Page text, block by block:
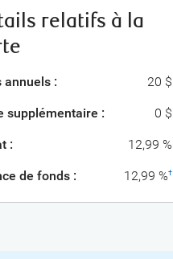
relatifs à la
annuels : 20 $
supplémentaire : 0 $
: 12,99 %
de fonds : 12,99 %†